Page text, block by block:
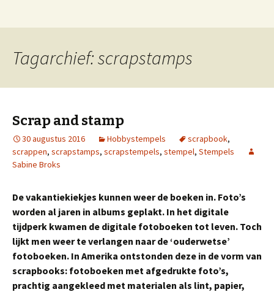
overige stempel produkten
springen
Tagarchief: scrapstamps
Scrap and stamp
30 augustus 2016 Hobbystempels scrapbook,
scrappen, scrapstamps, scrapstempels, stempel, Stempels
Sabine Broks
De vakantiekiekjes kunnen weer de boeken in. Foto’s
worden al jaren in albums geplakt. In het digitale
tijdperk kwamen de digitale fotoboeken tot leven. Toch
lijkt men weer te verlangen naar de ‘ouderwetse’
fotoboeken. In Amerika ontstonden deze in de vorm van
scrapbooks: fotoboeken met afgedrukte foto’s,
prachtig aangekleed met materialen als lint, papier,